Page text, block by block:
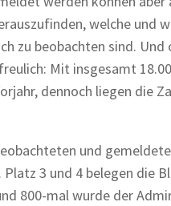
welche und
zu beobachten sind.
Mit insgesamt
dennoch liegen die
und
3 und 4 belegen die
800-mal wurde der